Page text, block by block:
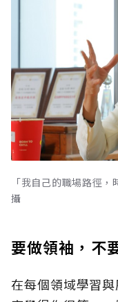
「我自己的職場路徑
攝
要做領袖，不
在每個領域學習